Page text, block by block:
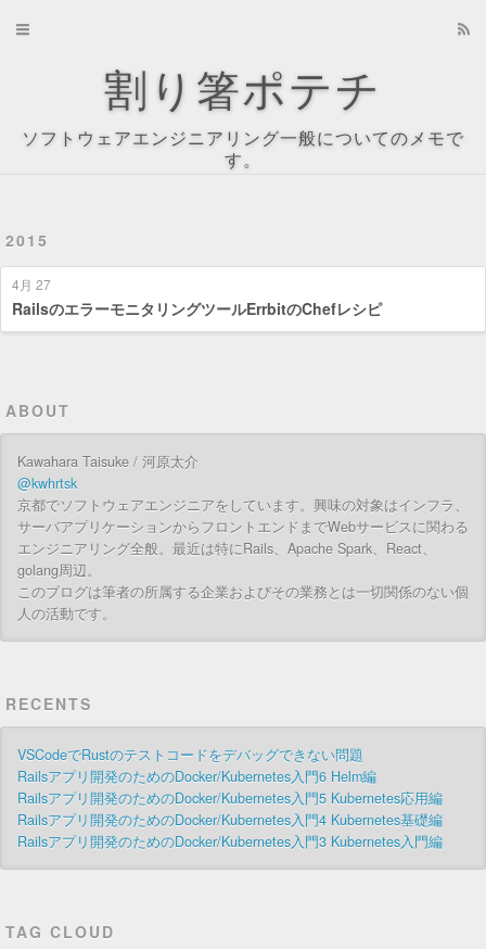
割り箸ポテチ
ソフトウェアエンジニアリング一般についてのメモで
す。
2015
4月 27
RailsのエラーモニタリングツールErrbitのChefレシピ
ABOUT
Kawahara Taisuke / 河原太介
@kwhrtsk
京都でソフトウェアエンジニアをしています。興味の対象はインフラ、
サーバアプリケーションからフロントエンドまでWebサービスに関わる
エンジニアリング全般。最近は特にRails、Apache Spark、React、
golang周辺。
このブログは筆者の所属する企業およびその業務とは一切関係のない個
人の活動です。
RECENTS
VSCodeでRustのテストコードをデバッグできない問題
Railsアプリ開発のためのDocker/Kubernetes入門6 Helm編
Railsアプリ開発のためのDocker/Kubernetes入門5 Kubernetes応用編
Railsアプリ開発のためのDocker/Kubernetes入門4 Kubernetes基礎編
Railsアプリ開発のためのDocker/Kubernetes入門3 Kubernetes入門編
TAG CLOUD
Home
About
Tag Cloud
Tags